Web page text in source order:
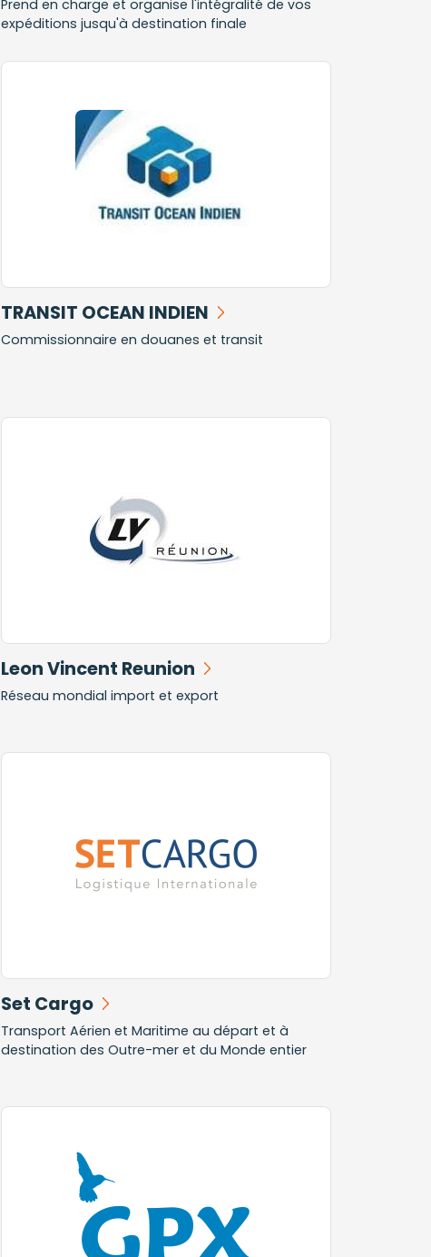
Prend en charge et organise l'intégralité de vos
expéditions jusqu'à destination finale
TRANSIT OCEAN INDIEN
Commissionnaire en douanes et transit
Leon Vincent Reunion
Réseau mondial import et export
Set Cargo
Transport Aérien et Maritime au départ et à
destination des Outre-mer et du Monde entier